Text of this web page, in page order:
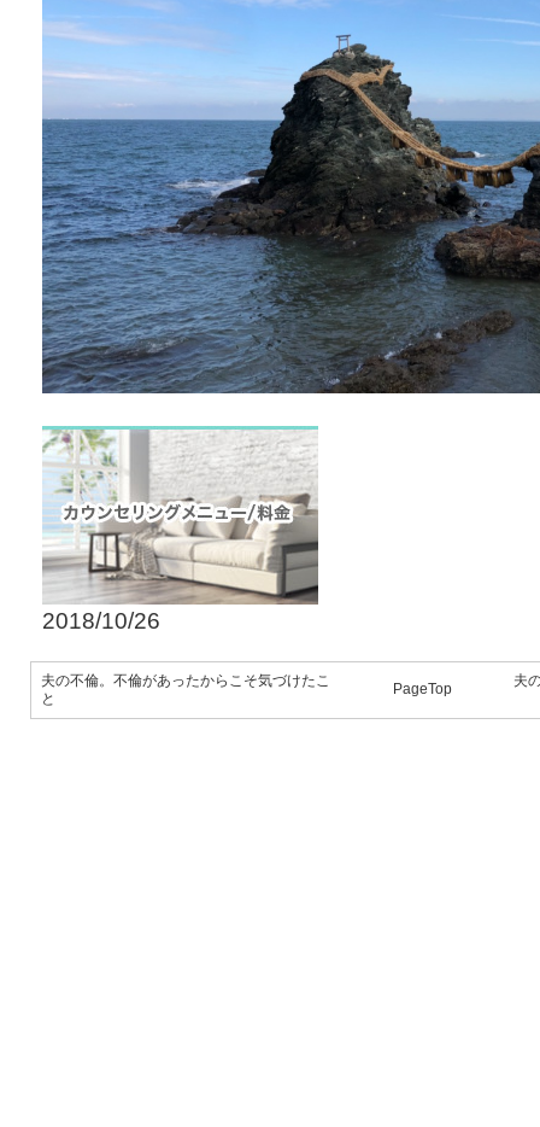
2018/10/26
夫の不倫。不倫があったからこそ気づけたこ
と
PageTop 夫